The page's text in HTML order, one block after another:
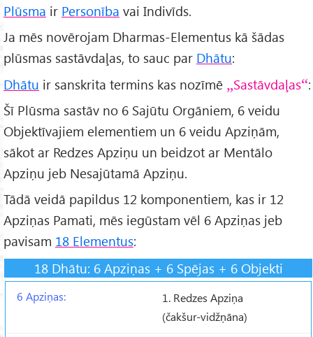
Plūsma ir Personība vai Indivīds.
Ja mēs novērojam Dharmas-Elementus kā šādas
plūsmas sastāvdaļas, to sauc par Dhātu:
Dhātu ir sanskrita termins kas nozīmē Sastāvdaļas :
Šī Plūsma sastāv no 6 Sajūtu Orgāniem, 6 veidu
Objektīvajiem elementiem un 6 veidu Apziņām,
sākot ar Redzes Apziņu un beidzot ar Mentālo
Apziņu jeb Nesajūtamā Apziņu.
Tādā veidā papildus 12 komponentiem, kas ir 12
Apziņas Pamati, mēs iegūstam vēl 6 Apziņas jeb
pavisam 18 Elementus:
18 Dhātu: 6 Apziņas + 6 Spējas + 6 Objekti
1. Redzes Apziņa
(čakšur-vidžņāna)